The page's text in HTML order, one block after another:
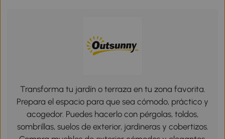
Transforma tu jardín o terraza en tu zona favorita.
Prepara el espacio para que sea cómodo, práctico y
acogedor. Puedes hacerlo con pérgolas, toldos,
sombrillas, suelos de exterior, jardineras y cobertizos.